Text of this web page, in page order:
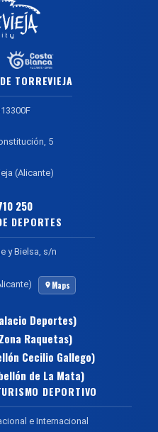
TORREVIEJA
5
(Alicante)
250
DEPORTES
y Bielsa, s/n
Maps
Deportes)
Raquetas)
Cecilio Gallego)
de La Mata)
DEPORTIVO
e Internacional